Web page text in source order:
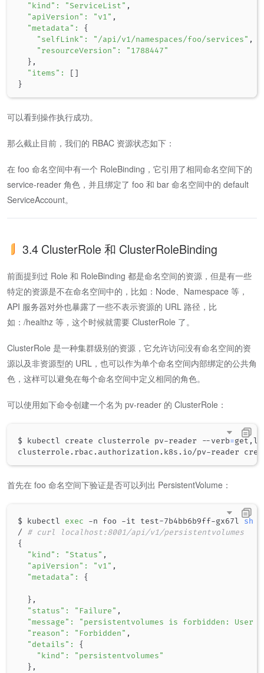
"kind" : "ServiceList" ,
"apiVersion" : "v1" ,
"metadata" :
{
"selfLink" : "/api/v1/namespaces/foo/services" ,
"resourceVersion" :
"1788447"
} ,
"items" : [ ]
}
可以看到操作执行成功。
那么截止目前，我们的 RBAC 资源状态如下：
在 foo 命名空间中有一个 RoleBinding，它引用了相同命名空间下的
service-reader 角色，并且绑定了 foo 和 bar 命名空间中的 default
ServiceAccount。
3.4 ClusterRole 和 ClusterRoleBinding
前面提到过 Role 和 RoleBinding 都是命名空间的资源，但是有一些
特定的资源是不在命名空间中的，比如：Node、Namespace 等，
API 服务器对外也暴露了一些不表示资源的 URL 路径，比
如：/healthz 等，这个时候就需要 ClusterRole 了。
ClusterRole 是一种集群级别的资源，它允许访问没有命名空间的资
源以及非资源型的 URL，也可以作为单个命名空间内部绑定的公共角
色，这样可以避免在每个命名空间中定义相同的角色。
可以使用如下命令创建一个名为 pv-reader 的 ClusterRole：
$ kubectl create clusterrole pv-reader --verb=
首先在 foo 命名空间下验证是否可以列出 PersistentVolume：
$ kubectl exec -n foo -it test-7b4bb6b9ff-gx67l sh
/ # curl localhost:8001/api/v1/persistentvolumes
{
"kind" : "Status" ,
"apiVersion" : "v1" ,
"metadata" : {
} ,
"status" : "Failure" ,
"message" : "persistentvolumes is forbidden: User
"reason" : "Forbidden" ,
"details" :
{
"kind" :
"persistentvolumes"
} ,